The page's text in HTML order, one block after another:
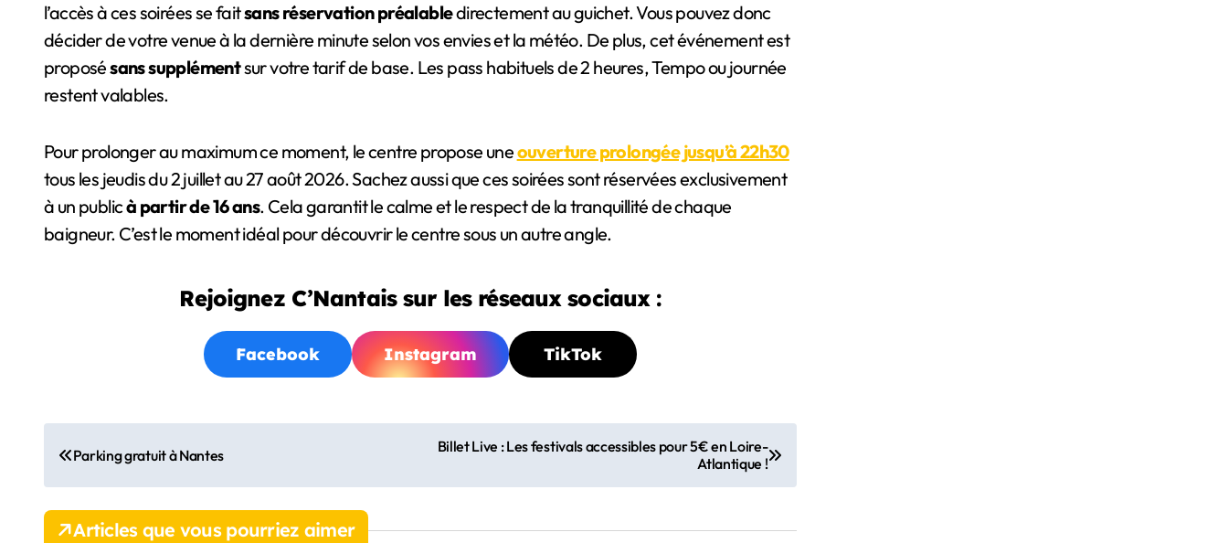
l’accès à ces soirées se faitsans réservation préalabledirectement au guichet. Vous pouvez donc
décider de votre venue à la dernière minute selon vos envies et la météo. De plus, cet événement est
proposésans supplémentsur votre tarif de base. Les pass habituels de 2 heures, Tempo ou journée
restent valables.
Pour prolonger au maximum ce moment, le centre propose uneouverture prolongée jusqu’à 22h30
tous les jeudis du 2 juillet au 27 août 2026. Sachez aussi que ces soirées sont réservées exclusivement
à un publicà partir de 16 ans. Cela garantit le calme et le respect de la tranquillité de chaque
baigneur. C’est le moment idéal pour découvrir le centre sous un autre angle.
Rejoignez C’Nantais sur les réseaux sociaux :
Facebook Instagram TikTok
N
a
v
Parking gratuit à Nantes
Billet Live : Les festivals accessibles pour 5€ en Loire-
Atlantique !
Articles que vous pourriez aimer